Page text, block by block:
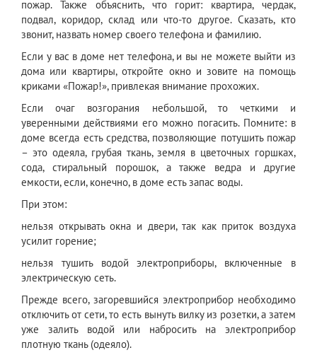
пожар. Также объяснить, что горит: квартира, чердак,
подвал, коридор, склад или что-то другое. Сказать, кто
звонит, назвать номер своего телефона и фамилию.
Если у вас в доме нет телефона, и вы не можете выйти из
дома или квартиры, откройте окно и зовите на помощь
криками «Пожар!», привлекая внимание прохожих.
Если очаг возгорания небольшой, то четкими и
уверенными действиями его можно погасить. Помните: в
доме всегда есть средства, позволяющие потушить пожар
– это одеяла, грубая ткань, земля в цветочных горшках,
сода, стиральный порошок, а также ведра и другие
емкости, если, конечно, в доме есть запас воды.
При этом:
нельзя открывать окна и двери, так как приток воздуха
усилит горение;
нельзя тушить водой электроприборы, включенные в
электрическую сеть.
Прежде всего, загоревшийся электроприбор необходимо
отключить от сети, то есть вынуть вилку из розетки, а затем
уже залить водой или набросить на электроприбор
плотную ткань (одеяло).